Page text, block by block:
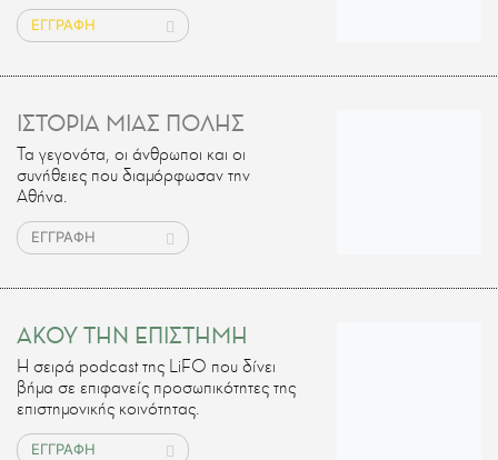
ΕΓΓΡΑΦΗ
ΙΣΤΟΡΙΑ ΜΙΑΣ ΠΟΛΗΣ
Τα γεγονότα, οι άνθρωποι και οι
συνήθειες που διαμόρφωσαν την
Αθήνα.
ΕΓΓΡΑΦΗ
ΑΚΟΥ ΤΗΝ ΕΠΙΣΤΗΜΗ
H σειρά podcast της LiFO που δίνει
βήμα σε επιφανείς προσωπικότητες της
επιστημονικής κοινότητας.
ΕΓΓΡΑΦΗ